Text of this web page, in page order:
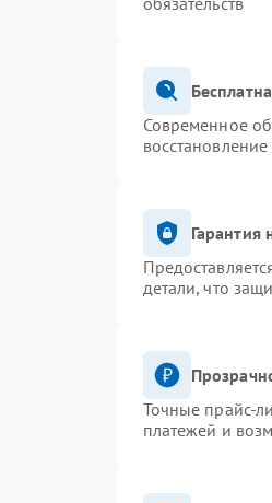
Современное
Гарантия
детали, что
Точные прайс-
платежей и